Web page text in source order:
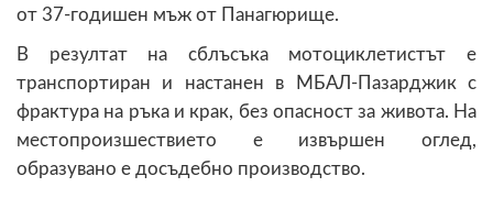
от 37-годишен мъж от Панагюрище.
В резултат на сблъсъка мотоциклетистът е
транспортиран и настанен в МБАЛ-Пазарджик с
фрактура на ръка и крак, без опасност за живота. На
местопроизшествието е извършен оглед,
образувано е досъдебно производство.